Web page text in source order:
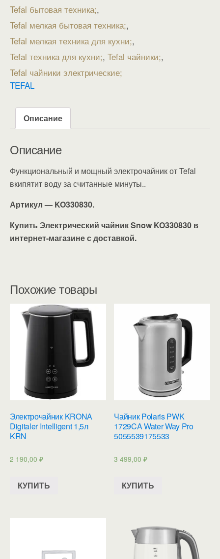
Tefal бытовая техника ,
Tefal мелкая бытовая техника ,
Tefal мелкая техника для кухни ,
Tefal техника для кухни , Tefal чайники ,
Tefal чайники электрические
TEFAL
Описание
Описание
Функциональный и мощный электрочайник от Tefal
вкипятит воду за считанные минуты..
Артикул — KO330830.
Купить Электрический чайник Snow KO330830 в
интернет-магазине с доставкой.
Похожие товары
Электрочайник KRONA
Digitaler Intelligent 1,5л
KRN
2 190,00 ₽
КУПИТЬ
Чайник Polaris PWK
1729CA Water Way Pro
5055539175533
3 499,00₽
КУПИТЬ